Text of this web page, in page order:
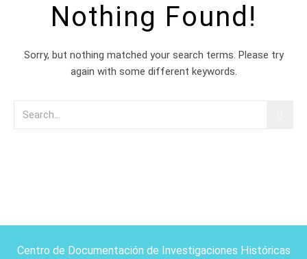
Nothing Found!
Sorry, but nothing matched your search terms. Please try
again with some different keywords.
Centro de Documentación de Investigaciones Históricas